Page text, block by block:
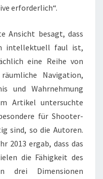
erforderlich“.
Ansicht besagt, dass
intellektuell faul ist,
eine Reihe von
Navigation,
und Wahrnehmung
Artikel untersuchte
für Shooter-
sind, so die Autoren.
2013 ergab, dass das
die Fähigkeit des
drei Dimensionen